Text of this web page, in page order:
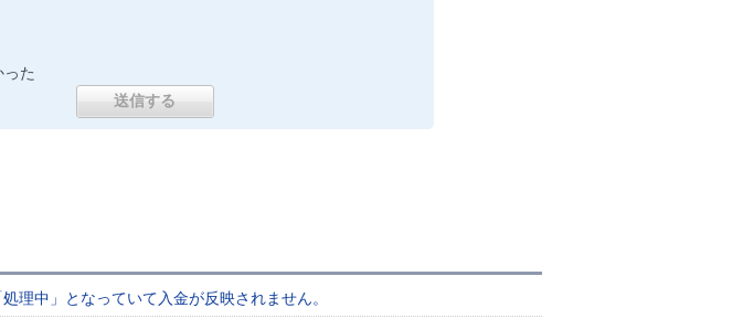
た
理中」となっていて入金が反映されません。